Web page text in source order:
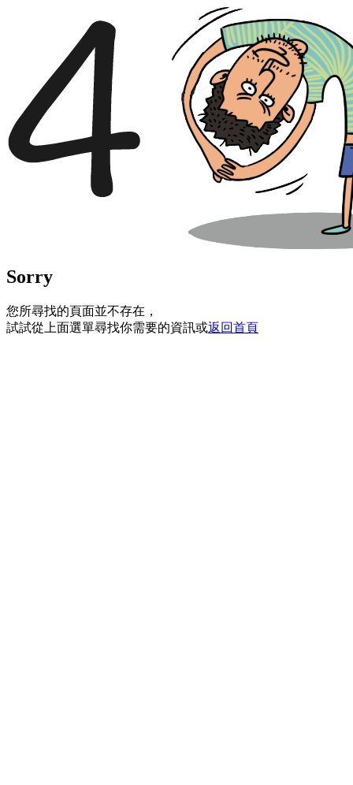
Sorry
您所尋找的頁面並不存在，
試試從上面選單尋找你需要的資訊或返回首頁